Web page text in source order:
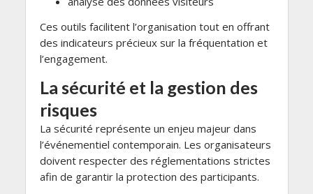
Ces outils facilitent l’organisation tout en offrant
des indicateurs précieux sur la fréquentation et
l’engagement.
La sécurité et la gestion des
risques
La sécurité représente un enjeu majeur dans
l’événementiel contemporain. Les organisateurs
doivent respecter des réglementations strictes
afin de garantir la protection des participants.